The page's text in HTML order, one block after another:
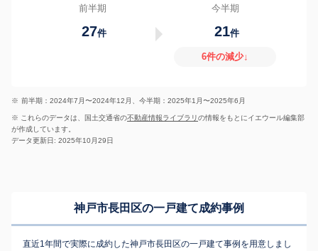
前半期
27件
今半期
21件
6件の減少↓
※ 前半期：2024年7月〜2024年12月、今半期：2025年1月〜2025年6月
※ これらのデータは、国土交通省の不動産情報ライブラリの情報をもとにイエウール編集部
が作成しています。
データ更新日: 2025年10月29日
神戸市長田区の一戸建て成約事例
直近1年間で実際に成約した神戸市長田区の一戸建て事例を用意しまし